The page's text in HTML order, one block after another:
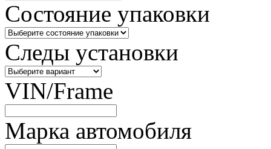
Состояние упаковки
Следы установки
VIN/Frame
Марка автомобиля